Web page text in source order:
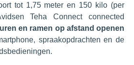
tot 1,75 meter en 150 kilo (per
Teha Connect connected
en ramen op afstand openen
spraakopdrachten en de